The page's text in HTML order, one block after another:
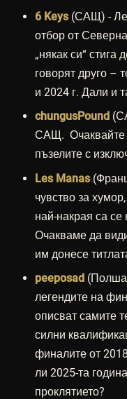
6 Keys(САЩ) -
отбор от
„някак си“ стига
говорят друго –
и 2024 г. Дали и
chungusPound
САЩ. Очаквайте
пъзелите с
Les Manas
чувство за
най-накрая са се
Очакваме да
им донесе
peeposad
легендите на
описват самите
силни
финалите от
ли 2025-та
проклятието?